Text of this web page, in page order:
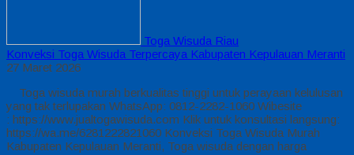
Toga Wisuda Riau
Konveksi Toga Wisuda Terpercaya Kabupaten Kepulauan Meranti
27 Maret 2026
Toga wisuda murah berkualitas tinggi untuk perayaan kelulusan
yang tak terlupakan WhatsApp: 0812-2282-1060 Wibesite
: https://www.jualtogawisuda.com Klik untuk konsultasi langsung:
https://wa.me/6281222821060 Konveksi Toga Wisuda Murah
Kabupaten Kepulauan Meranti, Toga wisuda dengan harga